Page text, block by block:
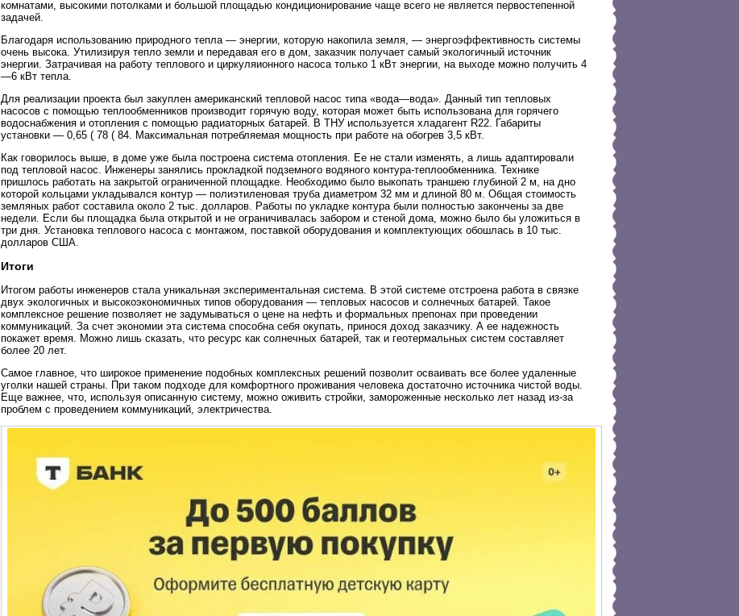
комнатами, высокими потолками и большой площадью кондиционирование чаще всего не является первостепенной
задачей.
Благодаря использованию природного тепла — энергии, которую накопила земля, — энергоэффективность системы
очень высока. Утилизируя тепло земли и передавая его в дом, заказчик получает самый экологичный источник
энергии. Затрачивая на работу теплового и циркуляионного насоса только 1 кВт энергии, на выходе можно получить 4
—6 кВт тепла.
Для реализации проекта был закуплен американский тепловой насос типа «вода—вода». Данный тип тепловых
насосов с помощью теплообменников производит горячую воду, которая может быть использована для горячего
водоснабжения и отопления с помощью радиаторных батарей. В ТНУ используется хладагент R22. Габариты
установки — 0,65 ( 78 ( 84. Максимальная потребляемая мощность при работе на обогрев 3,5 кВт.
Как говорилось выше, в доме уже была построена система отопления. Ее не стали изменять, а лишь адаптировали
под тепловой насос. Инженеры занялись прокладкой подземного водяного контура-теплообменника. Технике
пришлось работать на закрытой ограниченной площадке. Необходимо было выкопать траншею глубиной 2 м, на дно
которой кольцами укладывался контур — полиэтиленовая труба диаметром 32 мм и длиной 80 м. Общая стоимость
земляных работ составила около 2 тыс. долларов. Работы по укладке контура были полностью закончены за две
недели. Если бы площадка была открытой и не ограничивалась забором и стеной дома, можно было бы уложиться в
три дня. Установка теплового насоса с монтажом, поставкой оборудования и комплектующих обошлась в 10 тыс.
долларов США.
Итоги
Итогом работы инженеров стала уникальная экспериментальная система. В этой системе отстроена работа в связке
двух экологичных и высокоэкономичных типов оборудования — тепловых насосов и солнечных батарей. Такое
комплексное решение позволяет не задумываться о цене на нефть и формальных препонах при проведении
коммуникаций. За счет экономии эта система способна себя окупать, принося доход заказчику. А ее надежность
покажет время. Можно лишь сказать, что ресурс как солнечных батарей, так и геотермальных систем составляет
более 20 лет.
Самое главное, что широкое применение подобных комплексных решений позволит осваивать все более удаленные
уголки нашей страны. При таком подходе для комфортного проживания человека достаточно источника чистой воды.
Еще важнее, что, используя описанную систему, можно оживить стройки, замороженные несколько лет назад из-за
проблем с проведением коммуникаций, электричества.